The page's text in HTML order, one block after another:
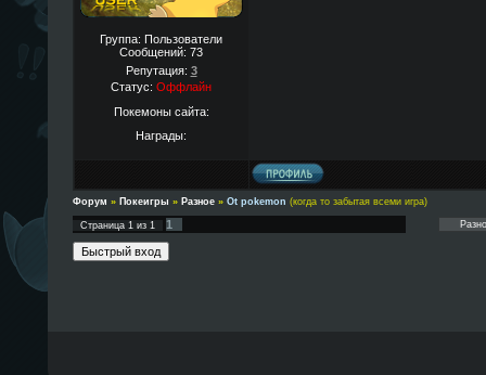
Группа: Пользователи
Сообщений: 73
Репутация: 3
Статус: Оффлайн
Покемоны сайта:
Награды:
Форум » Покеигры » Разное » Ot pokemon (когда то забытая всеми игра)
Страница 1из 1 1